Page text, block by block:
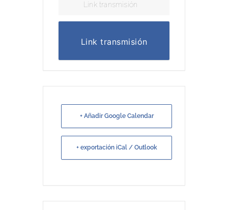
Link transmisión
Link transmisión
+ Añadir Google Calendar
+ exportación iCal / Outlook